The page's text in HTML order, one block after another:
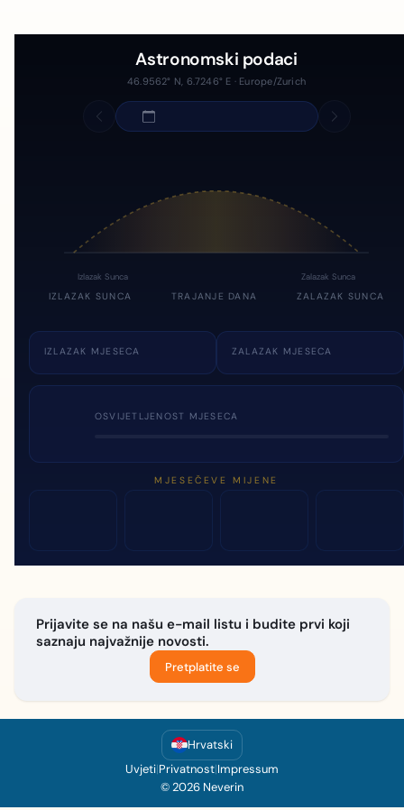
Astronomski podaci
46.9562° N, 6.7246° E · Europe/Zurich
Izlazak Sunca Zalazak Sunca
IZLAZAK SUNCA TRAJANJE DANA ZALAZAK SUNCA
IZLAZAK MJESECA ZALAZAK MJESECA
OSVIJETLJENOST MJESECA
MJESEČEVE MIJENE
Prijavite se na našu e-mail listu i budite prvi koji
saznaju najvažnije novosti.
Pretplatite se
Hrvatski
Uvjeti|Privatnost|Impressum
© 2026 Neverin